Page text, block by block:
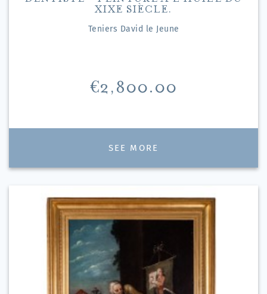
XIXE SIÈCLE.
Teniers David le Jeune
Price
€2,800.00
SEE MORE